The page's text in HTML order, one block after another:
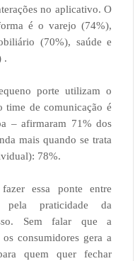
no aplicativo. O
é o varejo (74%),
(70%), saúde e
.
porte utilizam o
time de comunicação é
– afirmaram 71% dos
mais quando se trata
78%.
essa ponte entre
pela praticidade da
Sem falar que a
consumidores gera a
quem quer fechar